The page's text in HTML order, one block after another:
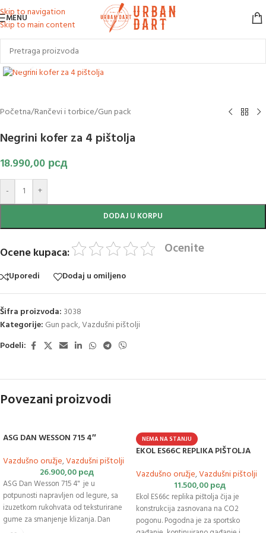
Skip to navigation
Skip to main content
MENU
Klikni za uvećanje slike
Početna/Rančevi i torbice/Gun pack
Negrini kofer za 4 pištolja
18.990,00 рсд
- +
DODAJ U KORPU
Ocene kupaca: Ocenite
Uporedi Dodaj u omiljeno
Šifra proizvoda: 3038
Kategorije: Gun pack,Vazdušni pištolji
Podeli:
Povezani proizvodi
ASG DAN WESSON 715 4″
Vazdušno oružje,Vazdušni pištolji
26.900,00рсд
ASG Dan Wesson 715 4" je u
potpunosti napravljen od legure, sa
izuzetkom rukohvata od teksturirane
gume za smanjenje klizanja. Dan
NEMA NA STANJU
EKOL ES66C REPLIKA PIŠTOLJA
Vazdušno oružje,Vazdušni pištolji
11.500,00рсд
Ekol ES66c replika pištolja čija je
konstrukcija zasnovana na CO2
pogonu. Pogodna je za sportsko